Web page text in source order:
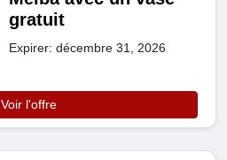
gratuit
Expirer: décembre 31, 2026
Voir l'offre